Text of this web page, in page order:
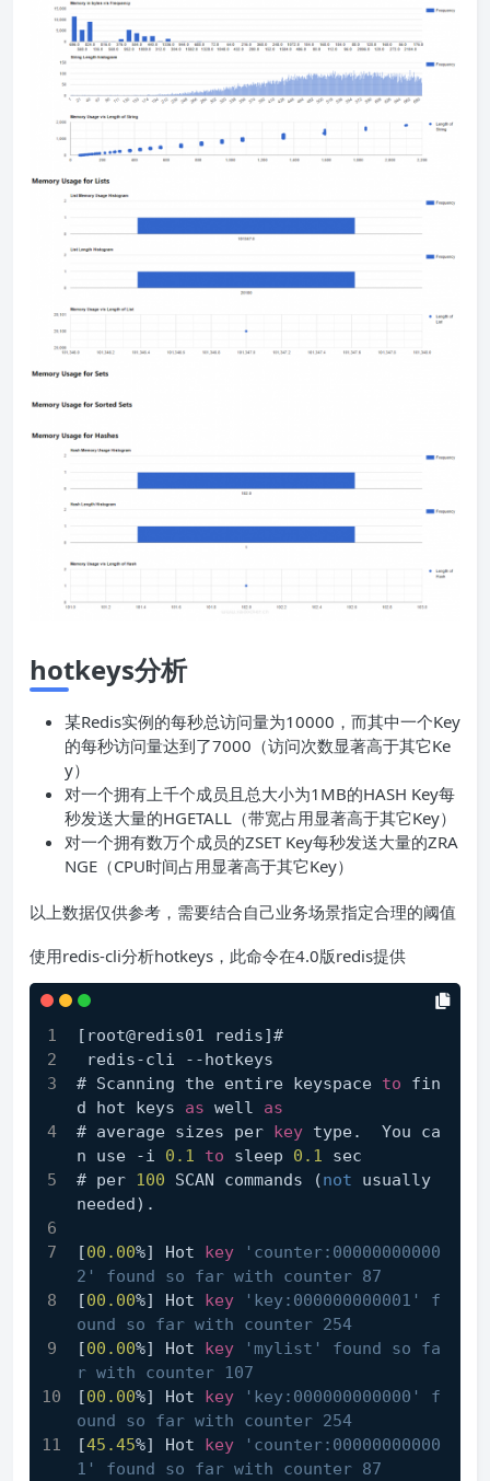
hotkeys分析
某Redis实例的每秒总访问量为10000，而其中一个Key
的每秒访问量达到了7000（访问次数显著高于其它Ke
y）
对一个拥有上千个成员且总大小为1MB的HASH Key每
秒发送大量的HGETALL（带宽占用显著高于其它Key）
对一个拥有数万个成员的ZSET Key每秒发送大量的ZRA
NGE（CPU时间占用显著高于其它Key）
以上数据仅供参考，需要结合自己业务场景指定合理的阈值
使用redis-cli分析hotkeys，此命令在4.0版redis提供
[root@redis01 redis]#
redis-cli --hotkeys
# Scanning the entire keyspace to fin
d hot keys as well as
# average sizes per key type.  You ca
n use -i 0.1 to sleep 0.1 sec
# per 100 SCAN commands (not usually
needed).
[00.00%] Hot key
'counter:00000000000
2' found so far with counter 87
[00.00%] Hot key
'key:000000000001' f
ound so far with counter 254
[00.00%] Hot key
'mylist' found so fa
r with counter 107
[00.00%] Hot key
'key:000000000000' f
ound so far with counter 254
[45.45%] Hot key
'counter:00000000000
1' found so far with counter 87